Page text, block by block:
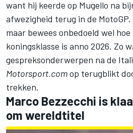
want hij keerde op Mugello na
afwezigheid terug in de
maar bewees onbedoeld wel
koningsklasse is anno 2026. Zo
gespreksonderwerpen na de
Motorsport.comop terugblikt
trekken.
Marco Bezzecchi is
om wereldtitel